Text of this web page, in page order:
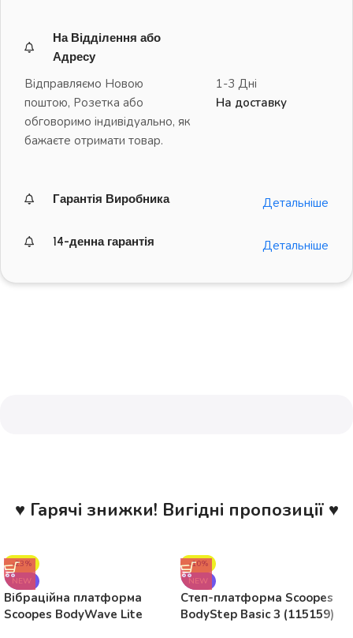
На Відділення або
Адресу
Відправляємо Новою
поштою, Розетка або
обговоримо індивідуально, як
бажаєте отримати товар.
1-3 Дні
На доставку
Гарантія Виробника Детальніше
14-денна гарантія Детальніше
♥ Гарячі знижки! Вигідні пропозиції ♥
-23%
NEW
Вібраційна платформа
Scoopes BodyWave Lite
-10%
NEW
Степ-платформа Scoopes
BodyStep Basic 3 (115159)